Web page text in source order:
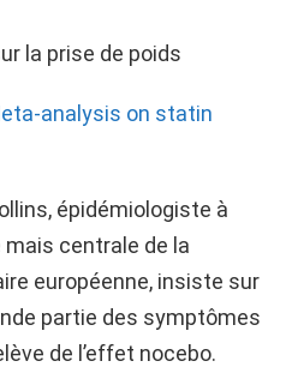
la prise de poids
analysis on statin
épidémiologiste à
centrale de la
européenne, insiste sur
partie des symptômes
de l’effet nocebo.